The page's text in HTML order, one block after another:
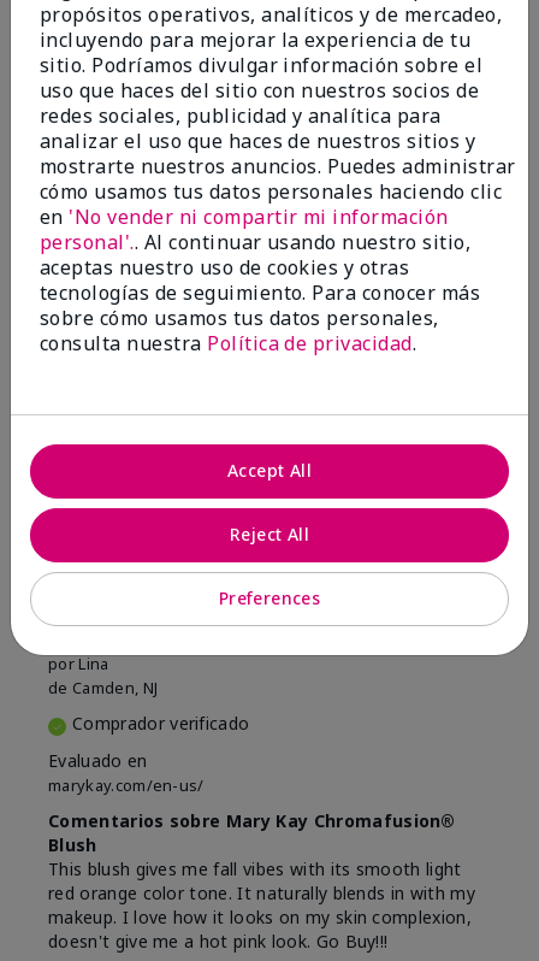
Comprador verificado
Evaluado en
marykay.com/en-us/
Comentarios sobre Mary Kay Chromafusion®
Blush
The blush is hard to get used to - it goes on very
heavy and then needs to be softened. I think I will
stick with my old brand for now.
Mostrar Traducción
ConclusiónNo, no recomendaría a un amigo
¿Le ha resultado útil esta
16 5
Marcar esta opinión
porLina
de Camden, NJ
Comprador verificado
Evaluado en
marykay.com/en-us/
Comentarios sobre Mary Kay Chromafusion®
Blush
This blush gives me fall vibes with its smooth light
red orange color tone. It naturally blends in with my
makeup. I love how it looks on my skin complexion,
doesn't give me a hot pink look. Go Buy!!!
propósitos operativos, analíticos y de mercadeo,
incluyendo para mejorar la experiencia de tu
sitio. Podríamos divulgar información sobre el
uso que haces del sitio con nuestros socios de
redes sociales, publicidad y analítica para
analizar el uso que haces de nuestros sitios y
mostrarte nuestros anuncios. Puedes administrar
cómo usamos tus datos personales haciendo clic
en 'No vender ni compartir mi información
personal'.. Al continuar usando nuestro sitio,
aceptas nuestro uso de cookies y otras
tecnologías de seguimiento. Para conocer más
sobre cómo usamos tus datos personales,
consulta nuestra Política de privacidad.
Preferences
Reject All
Accept All